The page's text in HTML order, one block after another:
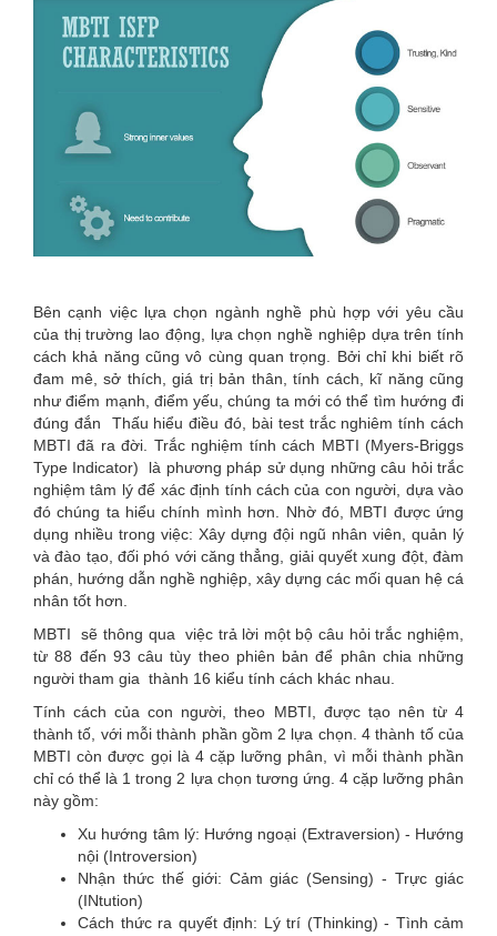
Bên cạnh việc lựa chọn ngành nghề phù hợp với yêu cầu
của thị trường lao động, lựa chọn nghề nghiệp dựa trên tính
cách khả năng cũng vô cùng quan trọng. Bởi chỉ khi biết rõ
đam mê, sở thích, giá trị bản thân, tính cách, kĩ năng cũng
như điểm mạnh, điểm yếu, chúng ta mới có thể tìm hướng đi
đúng đắn Thấu hiểu điều đó, bài test trắc nghiêm tính cách
MBTI đã ra đời. Trắc nghiệm tính cách MBTI (Myers-Briggs
Type Indicator)
là phương pháp sử dụng những câu hỏi trắc
nghiệm tâm lý để xác định tính cách của con người, dựa vào
đó chúng ta hiểu chính mình hơn. Nhờ đó, MBTI được ứng
dụng nhiều trong việc: Xây dựng đội ngũ nhân viên, quản lý
và đào tạo, đối phó với căng thẳng, giải quyết xung đột, đàm
phán, hướng dẫn nghề nghiệp, xây dựng các mối quan hệ cá
nhân tốt hơn.
MBTI
sẽ thông qua việc trả lời một bộ câu hỏi trắc nghiệm,
từ 88 đến 93 câu tùy theo phiên bản để phân chia những
người tham gia thành 16 kiểu tính cách khác nhau.
Tính cách của con người, theo MBTI, được tạo nên từ 4
thành tố, với mỗi thành phần gồm 2 lựa chọn. 4 thành tố của
MBTI còn được gọi là 4 cặp lưỡng phân, vì mỗi thành phần
chỉ có thể là 1 trong 2 lựa chọn tương ứng. 4 cặp lưỡng phân
này gồm:
Xu hướng tâm lý: Hướng ngoại (Extraversion) - Hướng
nội (Introversion)
Nhận thức thế giới: Cảm giác (Sensing) - Trực giác
(INtution)
Cách thức ra quyết định: Lý trí (Thinking) - Tình cảm